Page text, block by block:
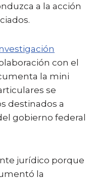
a la acción
con el
la mini
se
destinados a
gobierno federal
jurídico porque
la